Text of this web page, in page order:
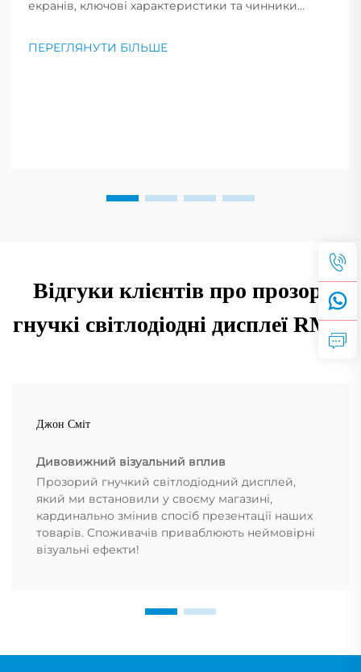
екранів, ключові характеристики та чинники
покращити продуктивність дисплея. Читайте
ПЕРЕГЛЯНУТИ БІЛЬШЕ
Відгуки клієнтів про прозорі
гнучкі світлодіодні дисплеї RMG
Джон Сміт
Дивовижний візуальний вплив
Прозорий гнучкий світлодіодний дисплей,
який ми встановили у своєму магазині,
кардинально змінив спосіб презентації наших
товарів. Споживачів приваблюють неймовірні
візуальні ефекти!